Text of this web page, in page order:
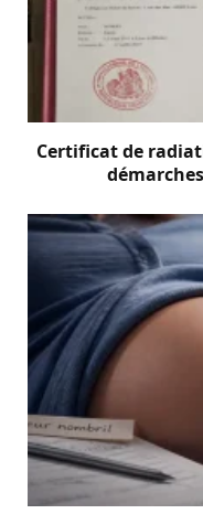
Certificat de